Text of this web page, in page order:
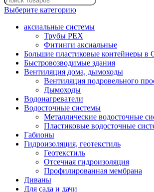
Выберите категорию
аксиальные системы
Трубы PEX
Фитинги аксиальные
Большие пластиковые контейнеры в
Быстровозводимые здания
Вентиляция дома, дымоходы
Вентиляция подровельного
Дымоходы
Водонагреватели
Водосточные системы
Металлические водосточные
Пластиковые водосточные
Габионы
Гидроизоляция, геотекстиль
Геотекстиль
Отсечная гидроизоляция
Профилированная мембрана
Диваны
Для сада и дачи